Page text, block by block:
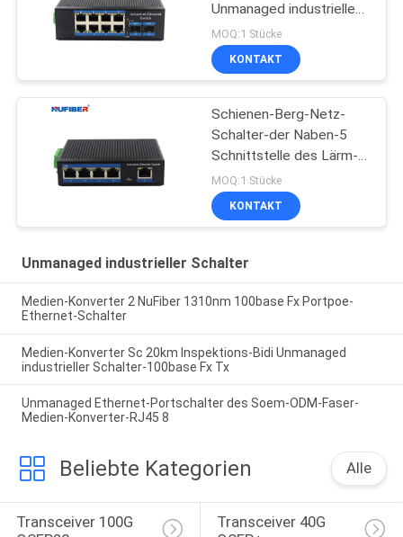
Unmanaged industriellen
Schalter-8port
industrieller
MOQ:1 Stücke
KONTAKT
Schienen-Berg-Netz-
Schalter-der Naben-5
Schnittstelle des Lärm-
IP40 Hafen-des Gigabit-
Rj45 UTP
MOQ:1 Stücke
KONTAKT
Unmanaged industrieller Schalter
Medien-Konverter 2 NuFiber 1310nm 100base Fx Portpoe-
Ethernet-Schalter
Medien-Konverter Sc 20km Inspektions-Bidi Unmanaged
industrieller Schalter-100base Fx Tx
Unmanaged Ethernet-Portschalter des Soem-ODM-Faser-
Medien-Konverter-RJ45 8
Beliebte Kategorien Alle
Transceiver 100G
Transceiver 40G